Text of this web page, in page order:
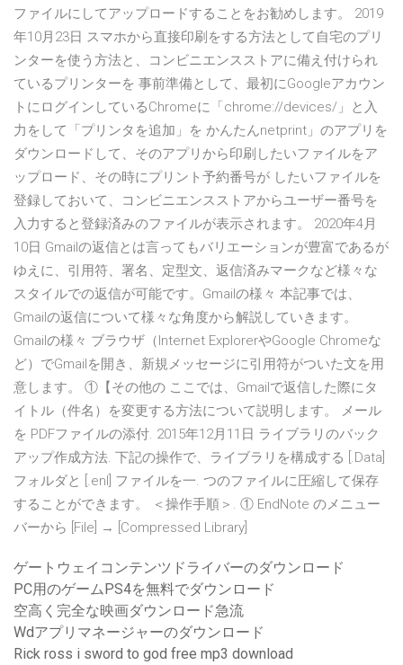
ファイルにしてアップロードすることをお勧めします。 2019
年10月23日 スマホから直接印刷をする方法として自宅のプリ
ンターを使う方法と、コンビニエンスストアに備え付けられ
ているプリンターを 事前準備として、最初にGoogleアカウン
トにログインしているChromeに「chrome://devices/」と入
力をして「プリンタを追加」を かんたんnetprint」のアプリを
ダウンロードして、そのアプリから印刷したいファイルをア
ップロード、その時にプリント予約番号が したいファイルを
登録しておいて、コンビニエンスストアからユーザー番号を
入力すると登録済みのファイルが表示されます。 2020年4月
10日 Gmailの返信とは言ってもバリエーションが豊富であるが
ゆえに、引用符、署名、定型文、返信済みマークなど様々な
スタイルでの返信が可能です。Gmailの様々 本記事では、
Gmailの返信について様々な角度から解説していきます。
Gmailの様々 ブラウザ（Internet ExplorerやGoogle Chromeな
ど）でGmailを開き、新規メッセージに引用符がついた文を用
意します。 ①【その他の ここでは、Gmailで返信した際にタ
イトル（件名）を変更する方法について説明します。 メール
を PDFファイルの添付. 2015年12月11日 ライブラリのバック
アップ作成方法. 下記の操作で、ライブラリを構成する [.Data]
フォルダと [.enl] ファイルを一. つのファイルに圧縮して保存
することができます。 ＜操作手順＞. ① EndNote のメニュー
バーから [File] → [Compressed Library]
ゲートウェイコンテンツドライバーのダウンロード
PC用のゲームPS4を無料でダウンロード
空高く完全な映画ダウンロード急流
Wdアプリマネージャーのダウンロード
Rick ross i sword to god free mp3 download